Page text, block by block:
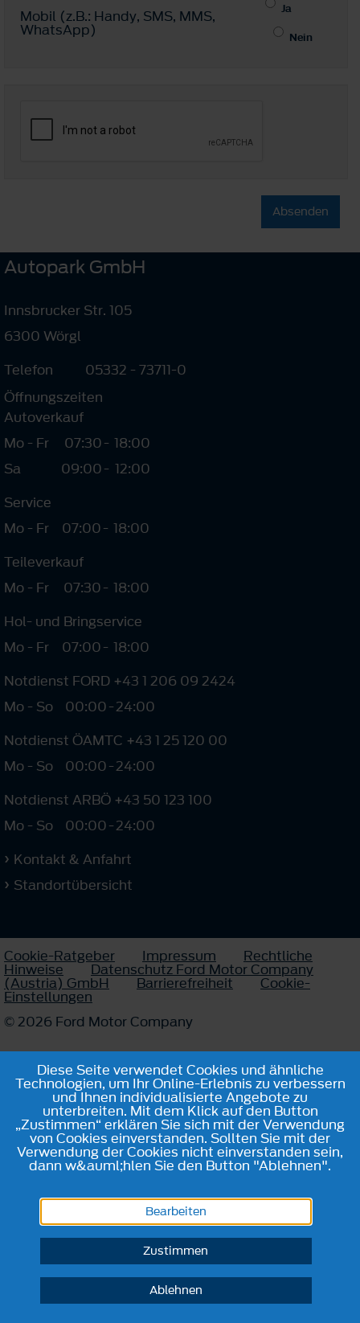
Mobil (z.B.: Handy, SMS, MMS,
WhatsApp)
Ja
Nein
Absenden
Autopark GmbH
Innsbrucker Str. 105
6300 Wörgl
Telefon
05332 - 73711-0
Öffnungszeiten
Autoverkauf
Mo - Fr
07:30- 18:00
Sa
09:00- 12:00
Service
Mo - Fr
07:00- 18:00
Teileverkauf
Mo - Fr
07:30- 18:00
Hol- und Bringservice
Mo - Fr
07:00- 18:00
Notdienst FORD +43 1 206 09 2424
Mo - So
00:00-24:00
Notdienst ÖAMTC +43 1 25 120 00
Mo - So
00:00-24:00
Notdienst ARBÖ +43 50 123 100
Mo - So
00:00-24:00
Kontakt & Anfahrt
Standortübersicht
Cookie-Ratgeber Impressum Rechtliche
Hinweise Datenschutz Ford Motor Company
(Austria) GmbH Barrierefreiheit Cookie-
Einstellungen
© 2026 Ford Motor Company
Diese Seite verwendet Cookies und ähnliche
Technologien, um Ihr Online-Erlebnis zu verbessern
und Ihnen individualisierte Angebote zu
unterbreiten. Mit dem Klick auf den Button
„Zustimmen“ erklären Sie sich mit der Verwendung
von Cookies einverstanden. Sollten Sie mit der
Verwendung der Cookies nicht einverstanden sein,
dann w&auml;hlen Sie den Button "Ablehnen".
Bearbeiten
Zustimmen
Ablehnen